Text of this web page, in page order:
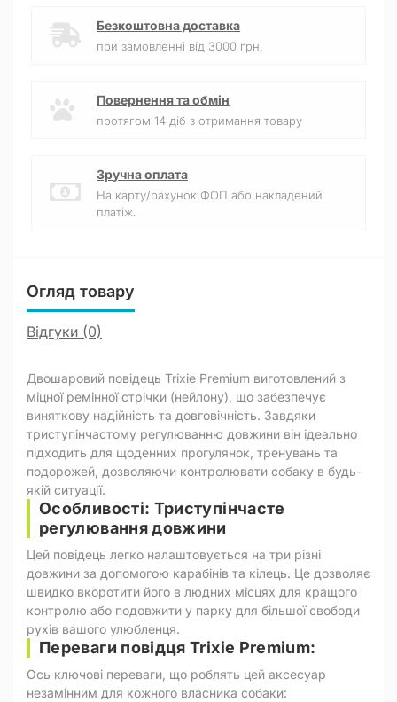
Безкоштовна доставка
при замовленні від 3000 грн.
Повернення та обмін
протягом 14 діб з отримання товару
Зручна оплата
На карту/рахунок ФОП або накладений
платіж.
Огляд товару
Відгуки (0)
Двошаровий повідець Trixie Premium виготовлений з
міцної ремінної стрічки (нейлону), що забезпечує
виняткову надійність та довговічність. Завдяки
триступінчастому регулюванню довжини він ідеально
підходить для щоденних прогулянок, тренувань та
подорожей, дозволяючи контролювати собаку в будь-
якій ситуації.
Особливості: Триступінчасте
регулювання довжини
Цей повідець легко налаштовується на три різні
довжини за допомогою карабінів та кілець. Це дозволяє
швидко вкоротити його в людних місцях для кращого
контролю або подовжити у парку для більшої свободи
рухів вашого улюбленця.
Переваги повідця Trixie Premium:
Ось ключові переваги, що роблять цей аксесуар
незамінним для кожного власника собаки: